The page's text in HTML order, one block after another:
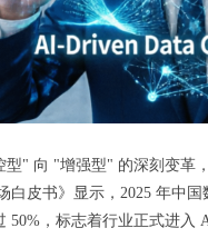
型" 向 "增强型" 的深刻变
白皮书》显示，2025 年中
，标志着行业正式进入